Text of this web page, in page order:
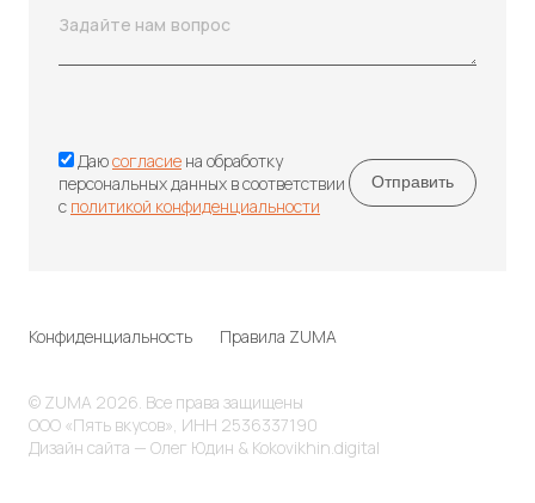
Даюсогласие на обработку
персональных данных в соответствии
с политикой конфиденциальности
Конфиденциальность Правила ZUMA
© ZUMA 2026. Все права защищены
ООО «Пять вкусов», ИНН 2536337190
Дизайн сайта — Олег Юдин & Kokovikhin.digital